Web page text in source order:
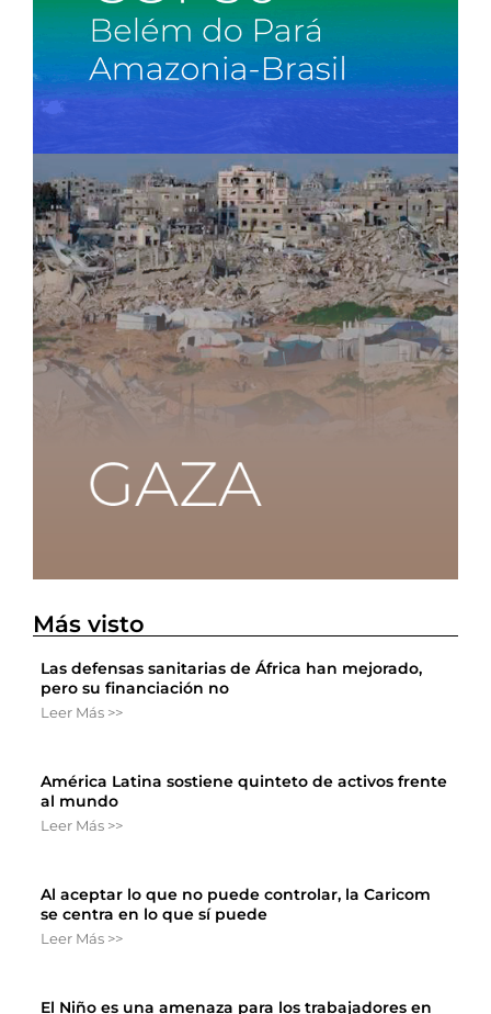
Más visto
Las defensas sanitarias de África han mejorado,
pero su financiación no
Leer Más >>
América Latina sostiene quinteto de activos frente
al mundo
Leer Más >>
Al aceptar lo que no puede controlar, la Caricom
se centra en lo que sí puede
Leer Más >>
El Niño es una amenaza para los trabajadores en